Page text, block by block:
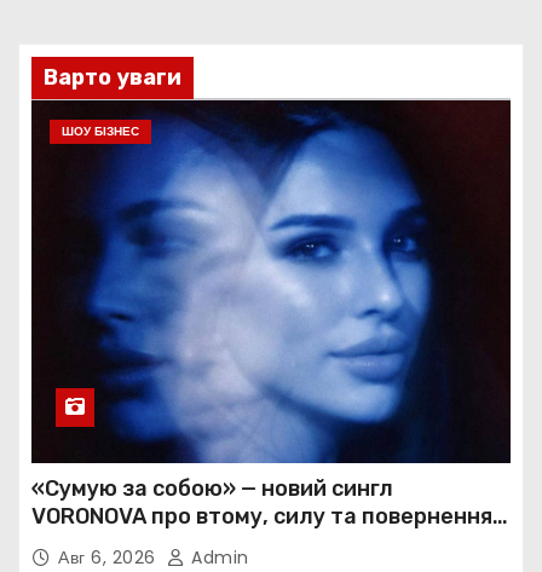
Варто уваги
ШОУ БІЗНЕС
«Сумую за собою» — новий сингл
VORONOVA про втому, силу та повернення
до себе
Авг 6, 2026 Admin